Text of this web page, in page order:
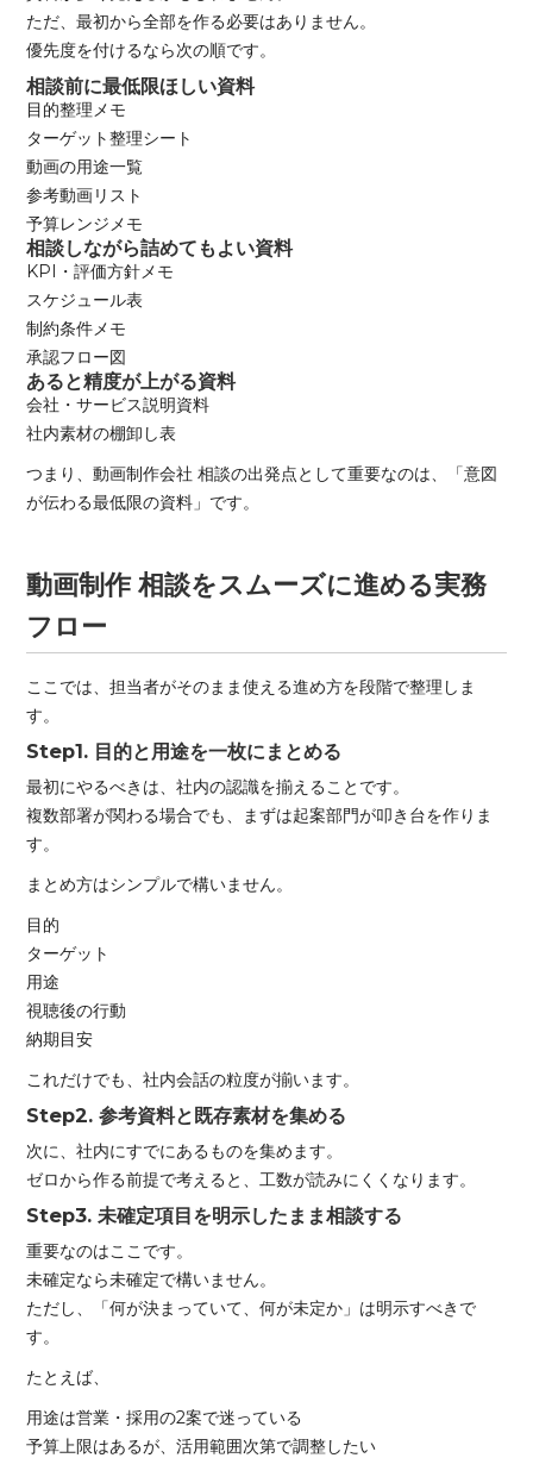
ただ、最初から全部を作る必要はありません。
優先度を付けるなら次の順です。
相談前に最低限ほしい資料
目的整理メモ
ターゲット整理シート
動画の用途一覧
参考動画リスト
予算レンジメモ
相談しながら詰めてもよい資料
KPI・評価方針メモ
スケジュール表
制約条件メモ
承認フロー図
あると精度が上がる資料
会社・サービス説明資料
社内素材の棚卸し表
つまり、動画制作会社 相談の出発点として重要なのは、「意図
が伝わる最低限の資料」です。
動画制作 相談をスムーズに進める実務
フロー
ここでは、担当者がそのまま使える進め方を段階で整理しま
す。
Step1. 目的と用途を一枚にまとめる
最初にやるべきは、社内の認識を揃えることです。
複数部署が関わる場合でも、まずは起案部門が叩き台を作りま
す。
まとめ方はシンプルで構いません。
目的
ターゲット
用途
視聴後の行動
納期目安
これだけでも、社内会話の粒度が揃います。
Step2. 参考資料と既存素材を集める
次に、社内にすでにあるものを集めます。
ゼロから作る前提で考えると、工数が読みにくくなります。
Step3. 未確定項目を明示したまま相談する
重要なのはここです。
未確定なら未確定で構いません。
ただし、「何が決まっていて、何が未定か」は明示すべきで
す。
たとえば、
用途は営業・採用の2案で迷っている
予算上限はあるが、活用範囲次第で調整したい